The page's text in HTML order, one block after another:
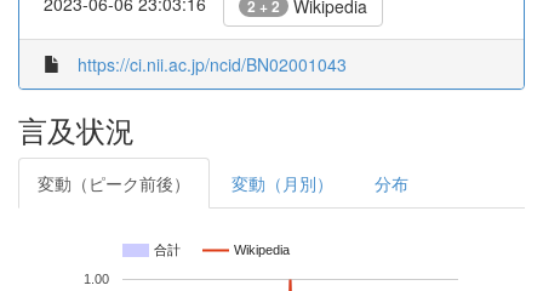
2 + 2 Wikipedia
https://ci.nii.ac.jp/ncid/BN02001043
言及状況
変動（ピーク前後） 変動（月別） 分布
合計 Wikipedia
1.00